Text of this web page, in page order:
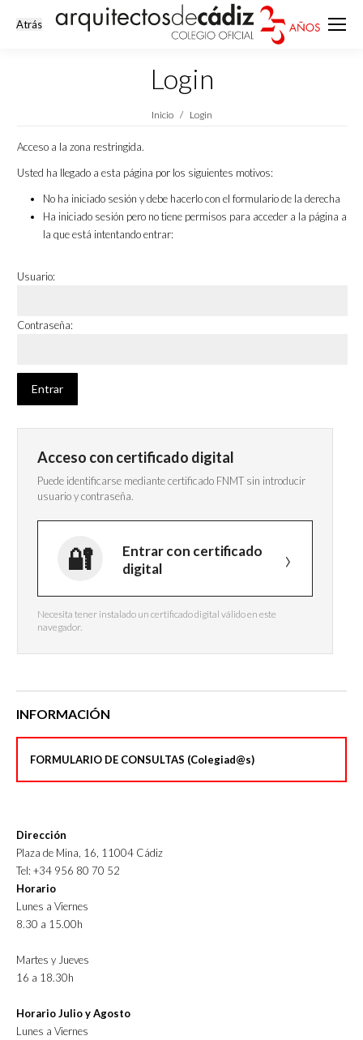
Login
Estás aquí:
Inicio Login
Acceso a la zona restringida.
Usted ha llegado a esta página por los siguientes motivos:
No ha iniciado sesión y debe hacerlo con el formulario de la derecha
Ha iniciado sesión pero no tiene permisos para acceder a la página a
la que está intentando entrar:
Usuario:
Contraseña:
Acceso con certificado digital
Puede identificarse mediante certificado FNMT sin introducir
usuario y contraseña.
Entrar con certificado
digital
Necesita tener instalado un certificado digital válido en este
navegador.
INFORMACIÓN
FORMULARIO DE CONSULTAS (Colegiad@s)
Dirección
Plaza de Mina, 16, 11004 Cádiz
Tel: +34 956 80 70 52
Horario
Lunes a Viernes
8.30 a 15.00h
Martes y Jueves
16 a 18.30h
Horario Julio y Agosto
Lunes a Viernes